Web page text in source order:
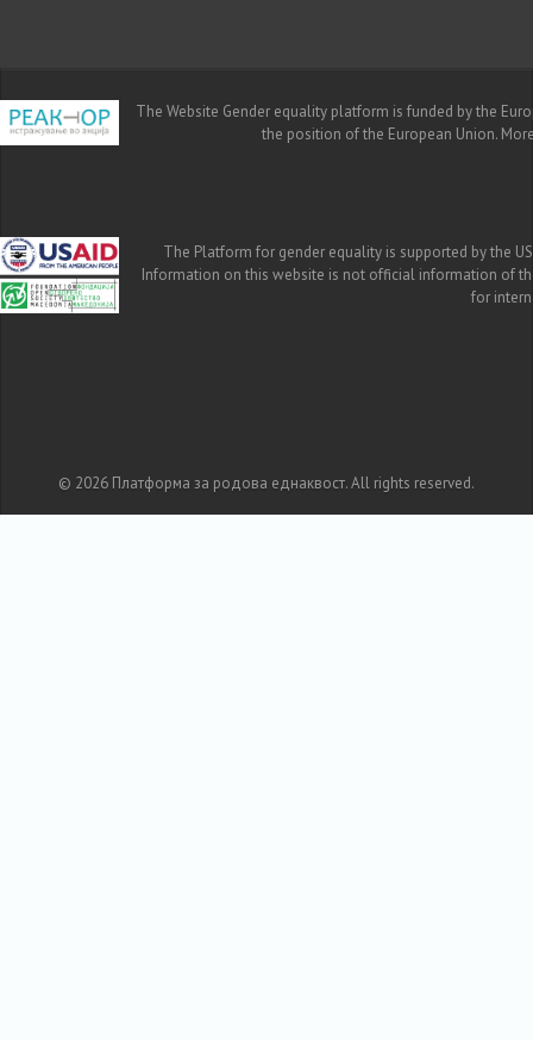
The Website Gender equality platform is funded by the
the position of the European Union.
The Platform for gender equality is supported by the
Information on this website is not official information of
for
© 2026 Платформа за родова еднаквост. All rights reserved.